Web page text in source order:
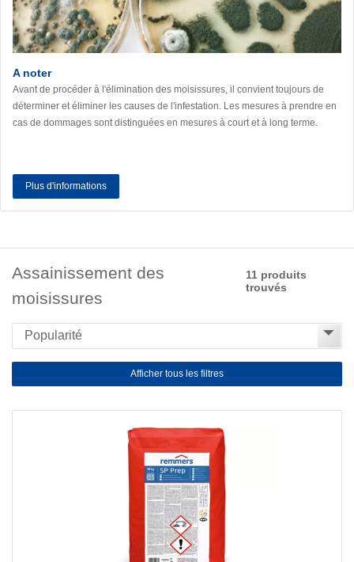
A noter
Avant de procéder à l'élimination des moisissures, il convient toujours de
déterminer et éliminer les causes de l'infestation. Les mesures à prendre en
cas de dommages sont distinguées en mesures à court et à long terme.
Plus d'informations
Assainissement des
moisissures
11 produits
trouvés
Afficher tous les filtres